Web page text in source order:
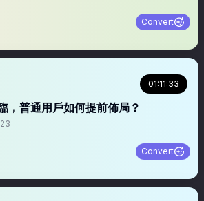
Convert
01:11:33
，普通用戶如何提前佈局？
Convert